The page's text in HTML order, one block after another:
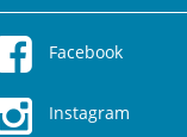
Facebook
Instagram